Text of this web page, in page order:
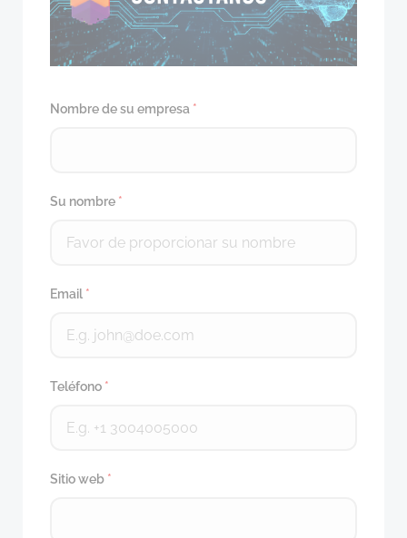
Nombre de su empresa *
Su nombre *
Email *
Teléfono *
Sitio web *